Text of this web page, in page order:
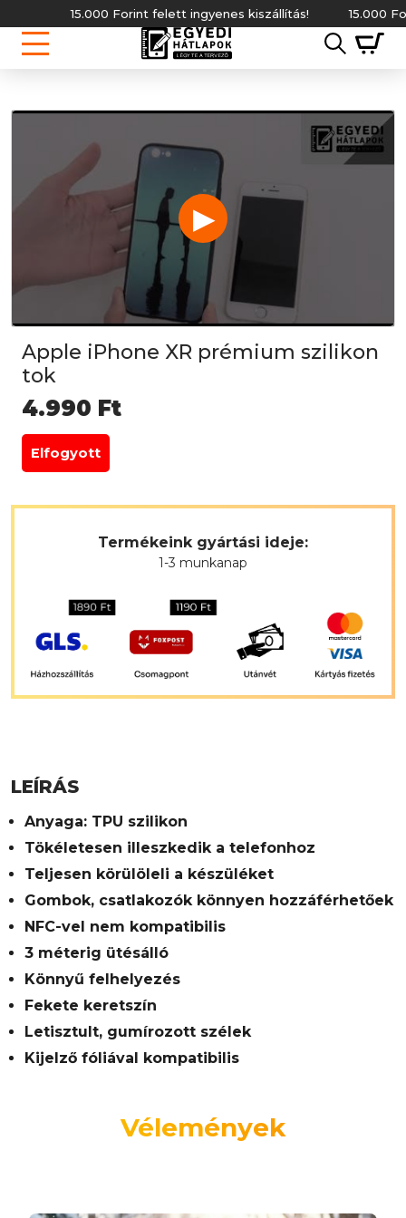
15.000 Forint felett ingyenes kiszállítás! 15.000
▶
Apple iPhone XR prémium szilikon
tok
4.990 Ft
Elfogyott
Termékeink gyártási ideje:
1-3 munkanap
LEÍRÁS
Anyaga: TPU szilikon
Tökéletesen illeszkedik a telefonhoz
Teljesen körülöleli a készüléket
Gombok, csatlakozók könnyen hozzáférhetőek
NFC-vel nem kompatibilis
3 méterig ütésálló
Könnyű felhelyezés
Fekete keretszín
Letisztult, gumírozott szélek
Kijelző fóliával kompatibilis
Vélemények